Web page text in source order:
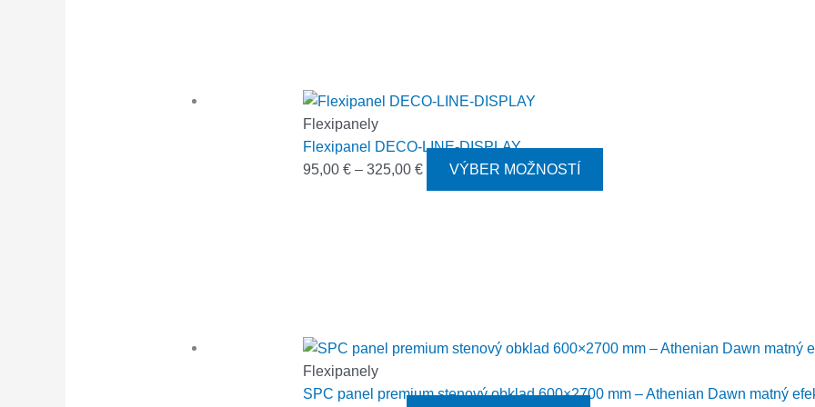
Flexipanely
Flexipanel DECO-LINE-DISPLAY
95,00€ – 325,00€ VÝBER MOŽNOSTÍ
Flexipanely
SPC panel premium stenový obklad 600×2700 mm – Athenian Dawn matný